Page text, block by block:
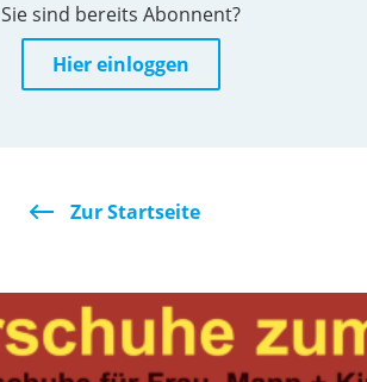
Sie sind bereits Abonnent?
Hier einloggen
Zur Startseite